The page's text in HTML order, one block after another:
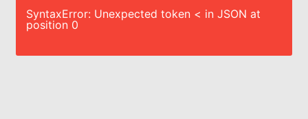
SyntaxError: Unexpected token < in JSON at
position 0